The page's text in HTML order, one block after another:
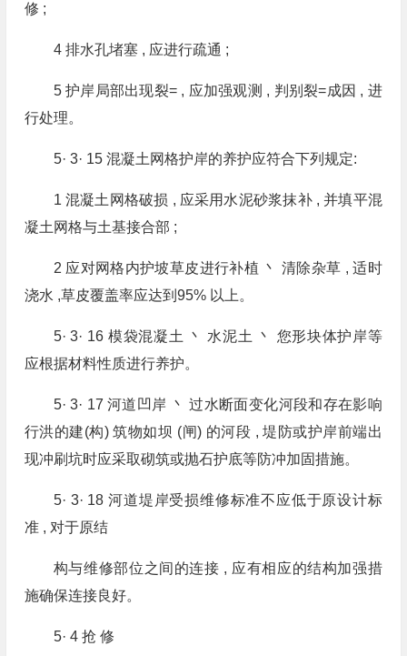
修 ;
4 排水孔堵塞 , 应进行疏通 ;
5 护岸局部出现裂= , 应加强观测 , 判别裂=成因 , 进
行处理。
5· 3· 15 混凝土网格护岸的养护应符合下列规定:
1 混凝土网格破损 , 应采用水泥砂浆抹补 , 并填平混
凝土网格与土基接合部 ;
2 应对网格内护坡草皮进行补植 丶 清除杂草 , 适时
浇水 ,草皮覆盖率应达到95% 以上。
5· 3· 16 模袋混凝土 丶 水泥土 丶 您形块体护岸等
应根据材料性质进行养护。
5· 3· 17 河道凹岸 丶 过水断面变化河段和存在影响
行洪的建(构) 筑物如坝 (闸) 的河段 , 堤防或护岸前端出
现冲刷坑时应采取砌筑或抛石护底等防冲加固措施。
5· 3· 18 河道堤岸受损维修标准不应低于原设计标
准 , 对于原结
构与维修部位之间的连接 , 应有相应的结构加强措
施确保连接良好。
5· 4 抢 修